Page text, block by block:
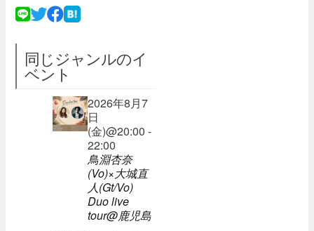
同じジャンルのイ
ベント
2026年8月7
日
(金)@20:00 -
22:00
鳥淵杏奈
(Vo)×大城直
人(Gt/Vo)
Duo live
tour@鹿児島